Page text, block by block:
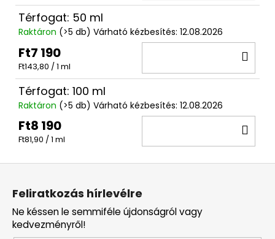
Térfogat: 50 ml
Raktáron (>5 db) Várható kézbesítés: 12.08.2026
Ft7 190
Egységár:
Ft143,80 / 1 ml
Térfogat: 100 ml
Raktáron (>5 db) Várható kézbesítés: 12.08.2026
Ft8 190
Egységár:
Ft81,90 / 1 ml
Feliratkozás hírlevélre
Ne késsen le semmiféle újdonságról vagy
kedvezményről!